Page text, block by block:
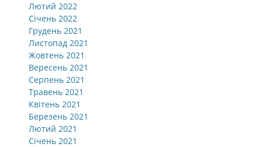
Лютий 2022
Січень 2022
Грудень 2021
Листопад 2021
Жовтень 2021
Вересень 2021
Серпень 2021
Травень 2021
Квітень 2021
Березень 2021
Лютий 2021
Січень 2021